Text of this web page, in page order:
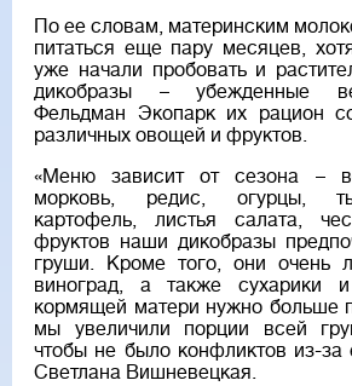
По ее словам, материнским
питаться еще пару месяцев,
уже начали пробовать и
дикобразы – убежденные
Фельдман Экопарк их рацион
различных овощей и фруктов.
«Меню зависит от сезона –
морковь, редис, огурцы,
картофель, листья салата,
фруктов наши дикобразы
груши. Кроме того, они очень
виноград, а также сухарики
кормящей матери нужно больше
мы увеличили порции всей
чтобы не было конфликтов из-за
Светлана Вишневецкая.